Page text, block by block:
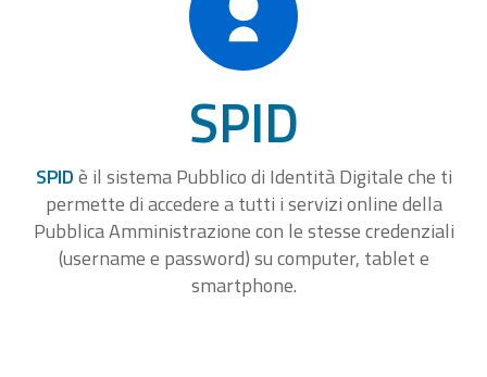
SPID
SPIDè il sistema Pubblico di Identità Digitale che ti
permette di accedere a tutti i servizi online della
Pubblica Amministrazione con le stesse credenziali
(username e password) su computer, tablet e
smartphone.